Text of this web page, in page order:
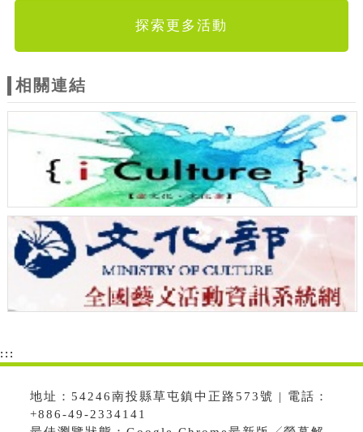
探索更多活動
相關連結
:::
地址：54246南投縣草屯鎮中正路573號 | 電話：
+886-49-2334141